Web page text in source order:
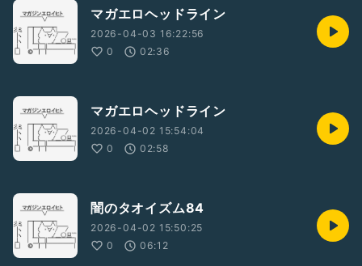
マガエロヘッドライン
2026-04-03 16:22:56
0
02:36
マガエロヘッドライン
2026-04-02 15:54:04
0
02:58
闇のタオイズム84
2026-04-02 15:50:25
0
06:12